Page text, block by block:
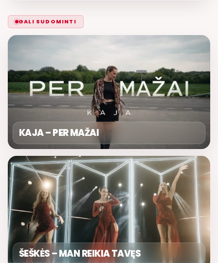
GALI SUDOMINTI
KAJA – PER MAŽAI
ŠEŠKĖS – MAN REIKIA TAVĘS